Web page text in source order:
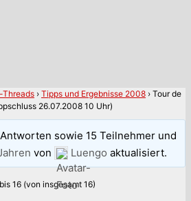
Threads › Tipps und Ergebnisse 2008 › Tour de
26.07.2008 10 Uhr)
sowie 15 Teilnehmer und
von Luengo aktualisiert.
16 (von insgesamt 16)